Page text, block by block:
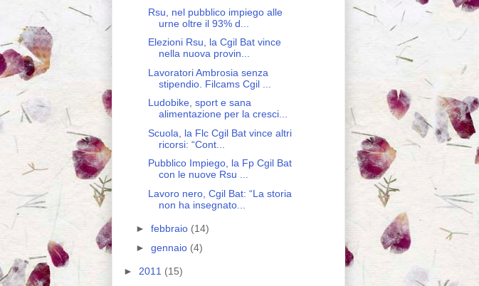
Rsu, nel pubblico impiego alle
urne oltre il 93% d...
Elezioni Rsu, la Cgil Bat vince
nella nuova provin...
Lavoratori Ambrosia senza
stipendio. Filcams Cgil ...
Ludobike, sport e sana
alimentazione per la cresci...
Scuola, la Flc Cgil Bat vince altri
ricorsi: “Cont...
Pubblico Impiego, la Fp Cgil Bat
con le nuove Rsu ...
Lavoro nero, Cgil Bat: “La storia
non ha insegnato...
► febbraio (14)
► gennaio (4)
► 2011 (15)